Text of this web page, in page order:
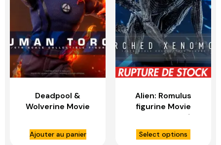
Deadpool &
Wolverine Movie
figurine 1/6 Human
Torch – HOT TOYS
Ajouter au panier
Alien: Romulus
figurine Movie
Masterpiece 1/6
Scorched
Xenomorph – HOT
Select options